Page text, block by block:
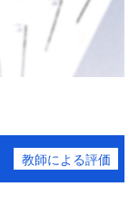
教師による評価